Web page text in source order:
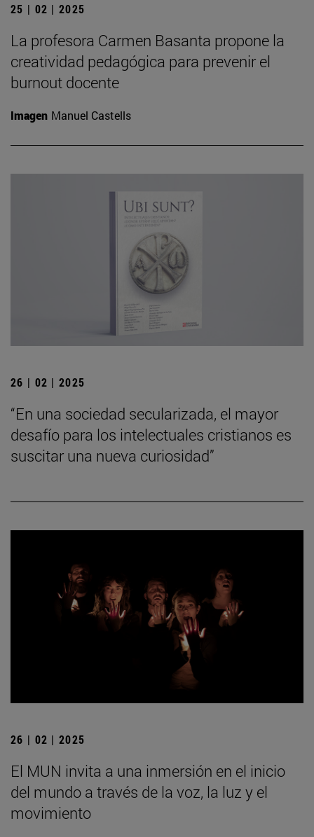
25 | 02 | 2025
La profesora Carmen Basanta propone la
creatividad pedagógica para prevenir el
burnout docente
Imagen Manuel Castells
26 | 02 | 2025
“En una sociedad secularizada, el mayor
desafío para los intelectuales cristianos es
suscitar una nueva curiosidad”
26 | 02 | 2025
El MUN invita a una inmersión en el inicio
del mundo a través de la voz, la luz y el
movimiento